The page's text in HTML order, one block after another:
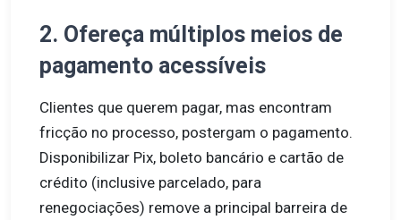
2. Ofereça múltiplos meios de
pagamento acessíveis
Clientes que querem pagar, mas encontram
fricção no processo, postergam o pagamento.
Disponibilizar Pix, boleto bancário e cartão de
crédito (inclusive parcelado, para
renegociações) remove a principal barreira de